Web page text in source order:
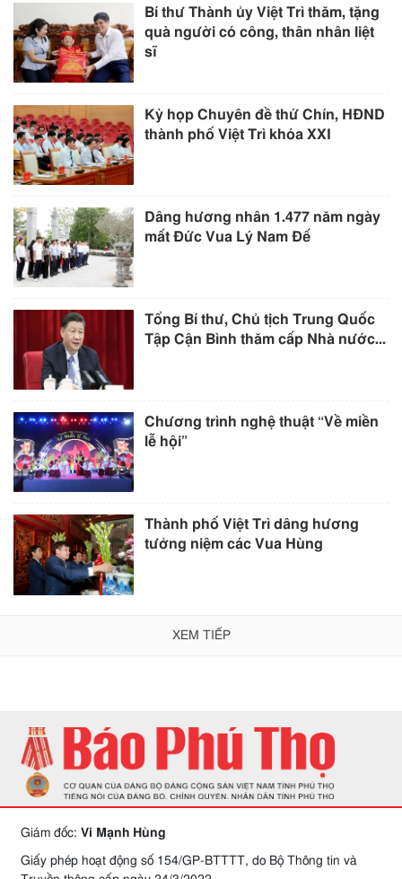
Bí thư Thành ủy Việt Trì thăm, tặng
quà người có công, thân nhân liệt
sĩ
Kỳ họp Chuyên đề thứ Chín, HĐND
thành phố Việt Trì khóa XXI
Dâng hương nhân 1.477 năm ngày
mất Đức Vua Lý Nam Đế
Tổng Bí thư, Chủ tịch Trung Quốc
Tập Cận Bình thăm cấp Nhà nước...
Chương trình nghệ thuật “Về miền
lễ hội”
Thành phố Việt Trì dâng hương
tưởng niệm các Vua Hùng
XEM TIẾP
Giám đốc: Vi Mạnh Hùng
Giấy phép hoạt động số 154/GP-BTTTT, do Bộ Thông tin và